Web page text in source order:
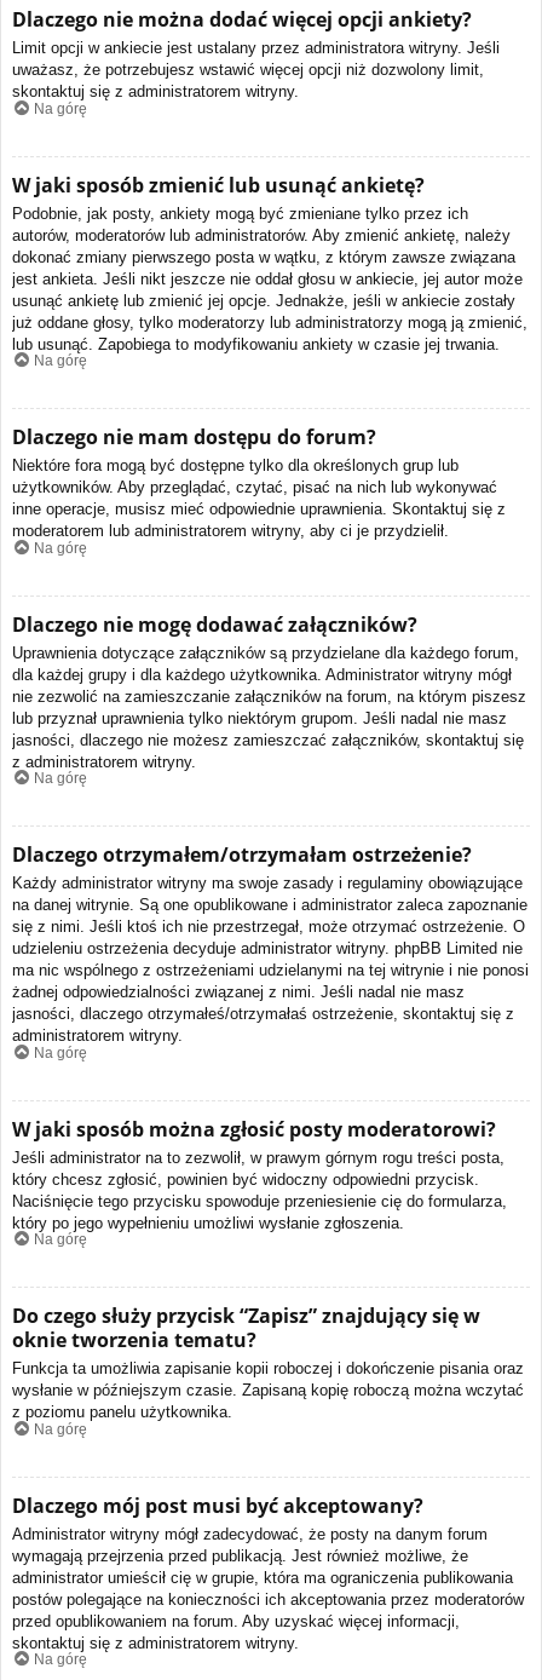
Dlaczego nie można dodać więcej opcji ankiety?
Limit opcji w ankiecie jest ustalany przez administratora witryny. Jeśli
uważasz, że potrzebujesz wstawić więcej opcji niż dozwolony limit,
skontaktuj się z administratorem witryny.
Na górę
W jaki sposób zmienić lub usunąć ankietę?
Podobnie, jak posty, ankiety mogą być zmieniane tylko przez ich
autorów, moderatorów lub administratorów. Aby zmienić ankietę, należy
dokonać zmiany pierwszego posta w wątku, z którym zawsze związana
jest ankieta. Jeśli nikt jeszcze nie oddał głosu w ankiecie, jej autor może
usunąć ankietę lub zmienić jej opcje. Jednakże, jeśli w ankiecie zostały
już oddane głosy, tylko moderatorzy lub administratorzy mogą ją zmienić,
lub usunąć. Zapobiega to modyfikowaniu ankiety w czasie jej trwania.
Na górę
Dlaczego nie mam dostępu do forum?
Niektóre fora mogą być dostępne tylko dla określonych grup lub
użytkowników. Aby przeglądać, czytać, pisać na nich lub wykonywać
inne operacje, musisz mieć odpowiednie uprawnienia. Skontaktuj się z
moderatorem lub administratorem witryny, aby ci je przydzielił.
Na górę
Dlaczego nie mogę dodawać załączników?
Uprawnienia dotyczące załączników są przydzielane dla każdego forum,
dla każdej grupy i dla każdego użytkownika. Administrator witryny mógł
nie zezwolić na zamieszczanie załączników na forum, na którym piszesz
lub przyznał uprawnienia tylko niektórym grupom. Jeśli nadal nie masz
jasności, dlaczego nie możesz zamieszczać załączników, skontaktuj się
z administratorem witryny.
Na górę
Dlaczego otrzymałem/otrzymałam ostrzeżenie?
Każdy administrator witryny ma swoje zasady i regulaminy obowiązujące
na danej witrynie. Są one opublikowane i administrator zaleca zapoznanie
się z nimi. Jeśli ktoś ich nie przestrzegał, może otrzymać ostrzeżenie. O
udzieleniu ostrzeżenia decyduje administrator witryny. phpBB Limited nie
ma nic wspólnego z ostrzeżeniami udzielanymi na tej witrynie i nie ponosi
żadnej odpowiedzialności związanej z nimi. Jeśli nadal nie masz
jasności, dlaczego otrzymałeś/otrzymałaś ostrzeżenie, skontaktuj się z
administratorem witryny.
Na górę
W jaki sposób można zgłosić posty moderatorowi?
Jeśli administrator na to zezwolił, w prawym górnym rogu treści posta,
który chcesz zgłosić, powinien być widoczny odpowiedni przycisk.
Naciśnięcie tego przycisku spowoduje przeniesienie cię do formularza,
który po jego wypełnieniu umożliwi wysłanie zgłoszenia.
Na górę
Do czego służy przycisk “Zapisz” znajdujący się w
oknie tworzenia tematu?
Funkcja ta umożliwia zapisanie kopii roboczej i dokończenie pisania oraz
wysłanie w późniejszym czasie. Zapisaną kopię roboczą można wczytać
z poziomu panelu użytkownika.
Na górę
Dlaczego mój post musi być akceptowany?
Administrator witryny mógł zadecydować, że posty na danym forum
wymagają przejrzenia przed publikacją. Jest również możliwe, że
administrator umieścił cię w grupie, która ma ograniczenia publikowania
postów polegające na konieczności ich akceptowania przez moderatorów
przed opublikowaniem na forum. Aby uzyskać więcej informacji,
skontaktuj się z administratorem witryny.
Na górę